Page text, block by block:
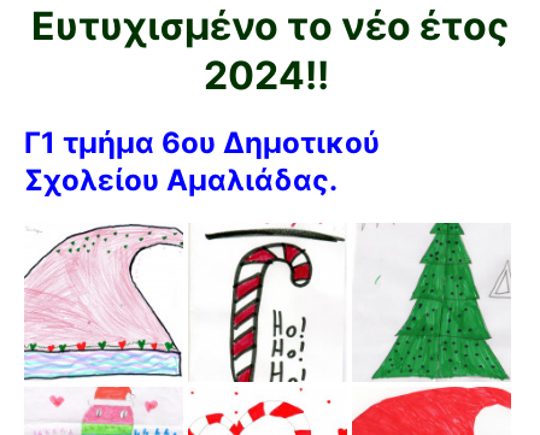
Ευτυχισμένο το νέο έτος
2024!!
Γ1 τμήμα 6ου Δημοτικού
Σχολείου Αμαλιάδας.